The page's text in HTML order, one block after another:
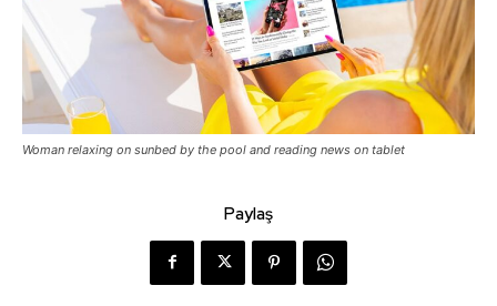
Woman relaxing on sunbed by the pool and reading news on tablet
Paylaş